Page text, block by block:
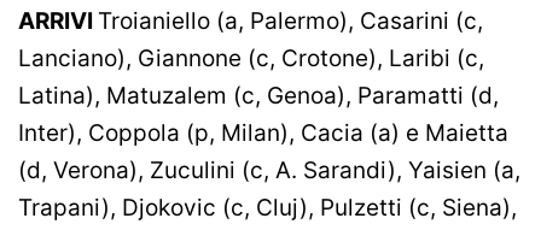
ARRIVI Troianiello (a, Palermo), Casarini (c,
Lanciano), Giannone (c, Crotone), Laribi (c,
Latina), Matuzalem (c, Genoa), Paramatti (d,
Inter), Coppola (p, Milan), Cacia (a) e Maietta
(d, Verona), Zuculini (c, A. Sarandi), Yaisien (a,
Trapani), Djokovic (c, Cluj), Pulzetti (c, Siena),